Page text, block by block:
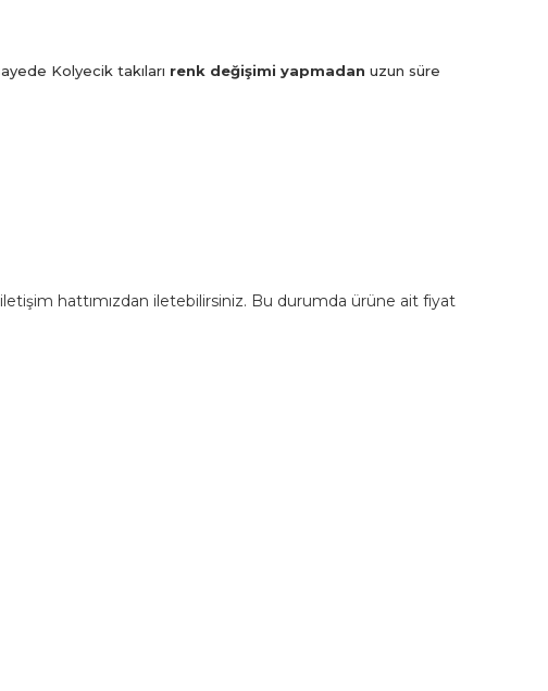
Kolyecik takıları renk değişimi yapmadan uzun süre
hattımızdan iletebilirsiniz. Bu durumda ürüne ait fiyat